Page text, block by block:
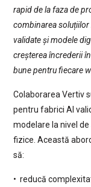
rapid de la faza de
combinarea soluțiilor
validate și modele
creșterea încrederii
bune pentru fiecare
Colaborarea Vertiv
pentru fabrici AI
modelare la nivel
fizice. Această
să:
• reducă